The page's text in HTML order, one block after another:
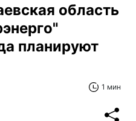
область
планируют
1 мин